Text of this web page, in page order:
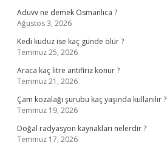
Aduvv ne demek Osmanlıca ?
Ağustos 3, 2026
Kedi kuduz ise kaç günde ölür ?
Temmuz 25, 2026
Araca kaç litre antifiriz konur ?
Temmuz 21, 2026
Çam kozalağı şurubu kaç yaşında kullanılır ?
Temmuz 19, 2026
Doğal radyasyon kaynakları nelerdir ?
Temmuz 17, 2026